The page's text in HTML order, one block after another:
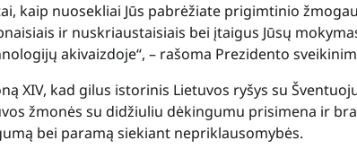
kaip nuosekliai Jūs pabrėžiate prigimtinio
ir nuskriaustaisiais bei įtaigus Jūsų
akivaizdoje“, – rašoma Prezidento
XIV, kad gilus istorinis Lietuvos ryšys su
žmonės su didžiuliu dėkingumu prisimena ir
bei paramą siekiant nepriklausomybės.